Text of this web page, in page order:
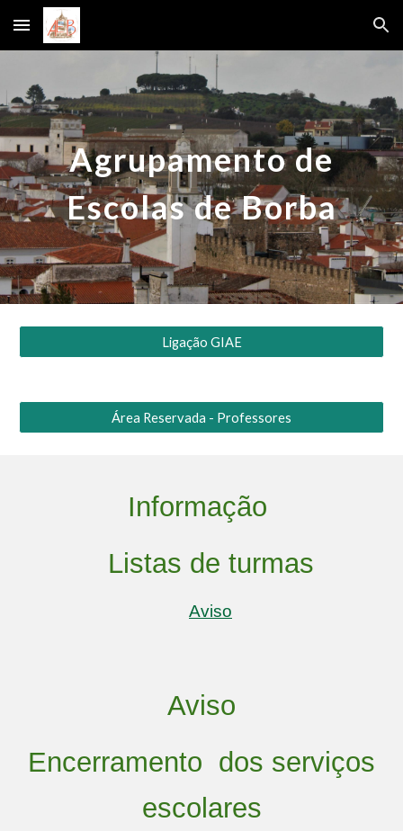
Skip to main content Skip to navigation
Agrupamento de
Escolas de Borba
Ligação GIAE
Área Reservada - Professores
Informação
Listas de turmas
Aviso
Aviso
Encerramento dos serviços
escolares